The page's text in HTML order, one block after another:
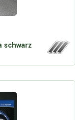
schwarz